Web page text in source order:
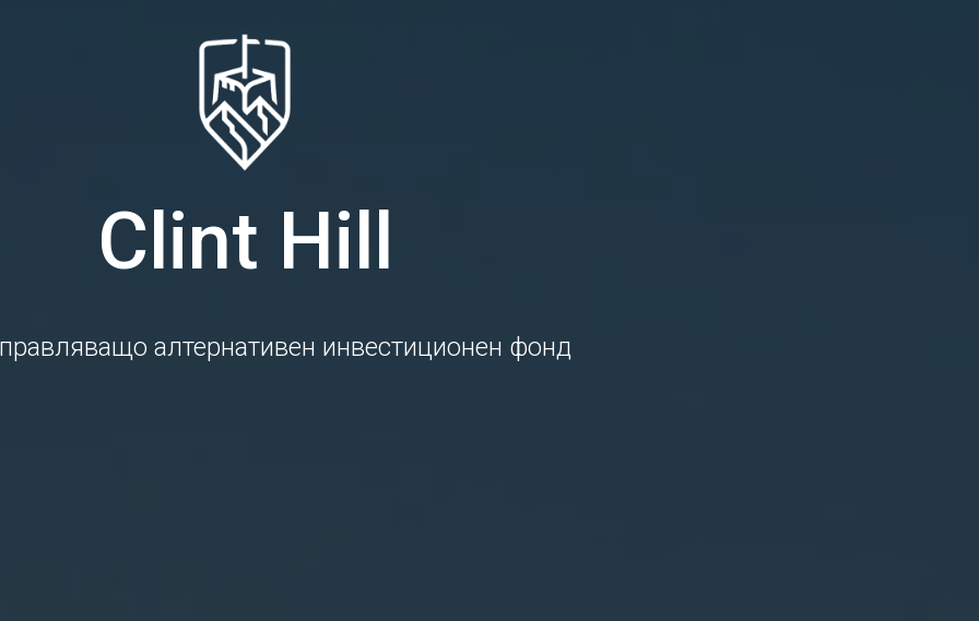
Clint Hill
алтернативен инвестиционен фонд